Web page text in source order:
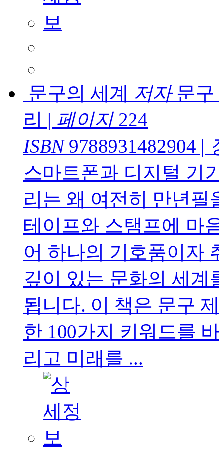
문구의 세계 저자문구
리 | 페이지224
ISBN9788931482904 |
스마트폰과 디지털 기
리는 왜 여전히 만년필
테이프와 스탬프에 마
어 하나의 기호품이자
깊이 있는 문화의 세
됩니다. 이 책은 문구
한 100가지 키워드를
리고 미래를 ...